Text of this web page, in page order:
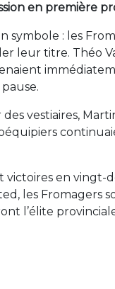
en première
symbole : les
leur titre. Théo
vestiaires,
victoires en vingt-
les Fromagers
l’élite